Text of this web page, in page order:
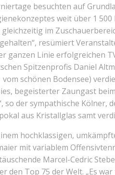
besuchten auf
weit über 1
gleichzeitig im
resümiert
ganzen Linie erfolgreichen
Spitzenprofis Daniel
schönen Bodensee)
begeisterter Zaungast
so der sympathische Kölner,
aus Kristallglas samt
hochklassigen,
mit variablem
Marcel-Cedric
den Top 75 der Welt. „Es